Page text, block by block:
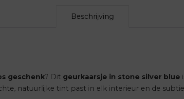
Beschrijving
geschenk? Dit geurkaarsje in stone silver blue
natuurlijke tint past in elk interieur en de